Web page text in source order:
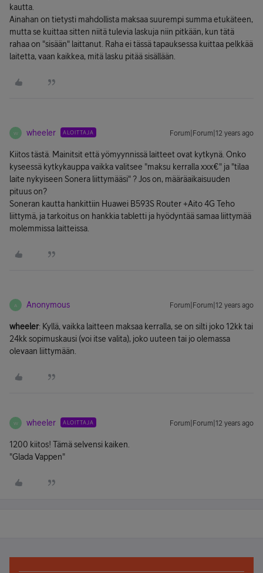
kautta.
Ainahan on tietysti mahdollista maksaa suurempi summa etukäteen,
mutta se kuittaa sitten niitä tulevia laskuja niin pitkään, kun tätä
rahaa on "sisään" laittanut. Raha ei tässä tapauksessa kuittaa pelkkää
laitetta, vaan kaikkea, mitä lasku pitää sisällään.
W wheeler ALOITTAJA Forum|Forum|12 years ago
Kiitos tästä. Mainitsit että yömyynnissä laitteet ovat kytkynä. Onko
kyseessä kytkykauppa vaikka valitsee "maksu kerralla xxx€" ja "tilaa
laite nykyiseen Sonera liittymääsi" ? Jos on, määräaikaisuuden
pituus on?
Soneran kautta hankittiin Huawei B593S Router +Aito 4G Teho
liittymä, ja tarkoitus on hankkia tabletti ja hyödyntää samaa liittymää
molemmissa laitteissa.
A Anonymous Forum|Forum|12 years ago
wheeler: Kyllä, vaikka laitteen maksaa kerralla, se on silti joko 12kk tai
24kk sopimuskausi (voi itse valita), joko uuteen tai jo olemassa
olevaan liittymään.
W wheeler ALOITTAJA Forum|Forum|12 years ago
1200 kiitos! Tämä selvensi kaiken.
"Glada Vappen"